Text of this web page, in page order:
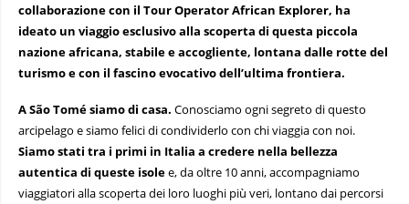
collaborazione con il Tour Operator African Explorer, ha
ideato un viaggio esclusivo alla scoperta di questa piccola
nazione africana, stabile e accogliente, lontana dalle rotte del
turismo e con il fascino evocativo dell’ultima frontiera.
A São Tomé siamo di casa. Conosciamo ogni segreto di questo
arcipelago e siamo felici di condividerlo con chi viaggia con noi.
Siamo stati tra i primi in Italia a credere nella bellezza
autentica di queste isolee, da oltre 10 anni, accompagniamo
viaggiatori alla scoperta dei loro luoghi più veri, lontano dai percorsi